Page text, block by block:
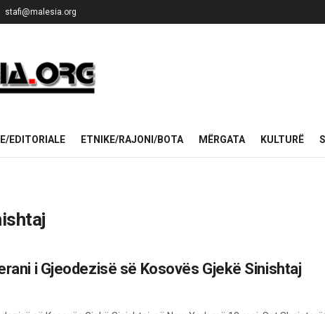
stafi@malesia.org
EDITORIALE ETNIKE/RAJONI/BOTA MËRGATA KULTURË
i Gjeodezisë së Kosovës Gjekë Sinishtaj